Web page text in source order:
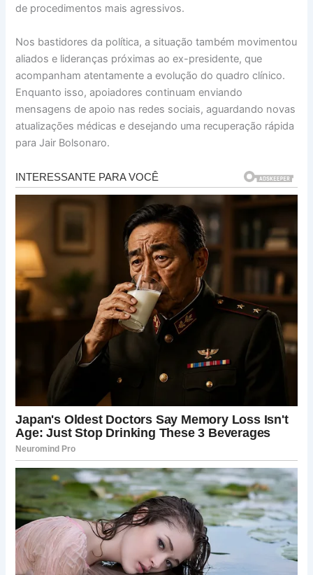
de procedimentos mais agressivos.
Nos bastidores da política, a situação também movimentou
aliados e lideranças próximas ao ex-presidente, que
acompanham atentamente a evolução do quadro clínico.
Enquanto isso, apoiadores continuam enviando
mensagens de apoio nas redes sociais, aguardando novas
atualizações médicas e desejando uma recuperação rápida
para Jair Bolsonaro.